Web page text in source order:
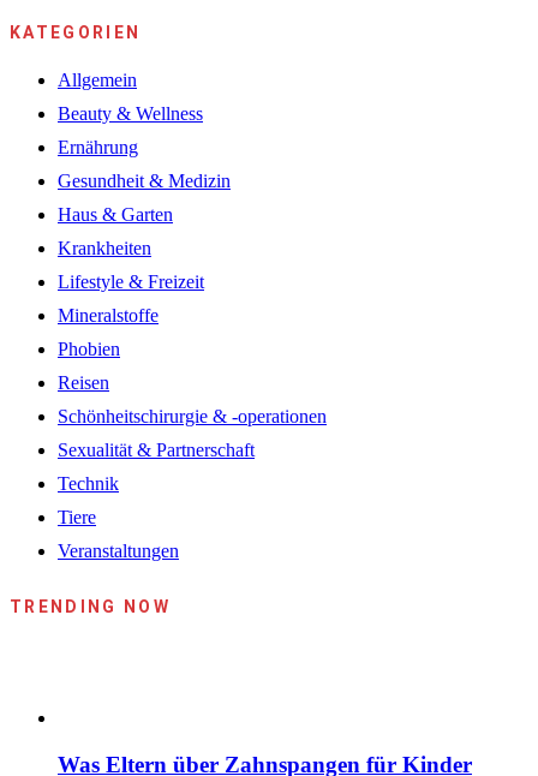
KATEGORIEN
Allgemein
Beauty & Wellness
Ernährung
Gesundheit & Medizin
Haus & Garten
Krankheiten
Lifestyle & Freizeit
Mineralstoffe
Phobien
Reisen
Schönheitschirurgie & -operationen
Sexualität & Partnerschaft
Technik
Tiere
Veranstaltungen
TRENDING NOW
Was Eltern über Zahnspangen für Kinder